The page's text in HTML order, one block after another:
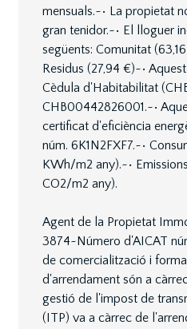
mensuals.~• La propietat
gran tenidor.~• El lloguer
següents: Comunitat
Residus (27,94 €)~•
Cèdula d'Habitabilitat
CHB00442826001.~•
certificat d'eficiència
núm. 6K1N2FXF7.~•
KWh/m2 any).~•
CO2/m2 any).
Agent de la Propietat
3874~Número d'AICAT
de comercialització i
d'arrendament són a
gestió de l'impost de
(ITP) va a càrrec de